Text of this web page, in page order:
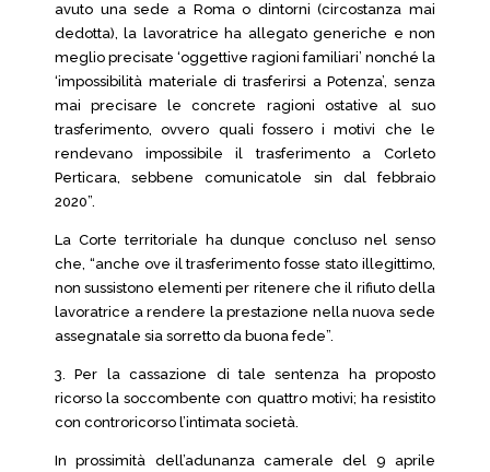
avuto una sede a Roma o dintorni (circostanza mai
dedotta), la lavoratrice ha allegato generiche e non
meglio precisate ‘oggettive ragioni familiari’ nonché la
‘impossibilità materiale di trasferirsi a Potenza’, senza
mai precisare le concrete ragioni ostative al suo
trasferimento, ovvero quali fossero i motivi che le
rendevano impossibile il trasferimento a Corleto
Perticara, sebbene comunicatole sin dal febbraio
2020”.
La Corte territoriale ha dunque concluso nel senso
che, “anche ove il trasferimento fosse stato illegittimo,
non sussistono elementi per ritenere che il rifiuto della
lavoratrice a rendere la prestazione nella nuova sede
assegnatale sia sorretto da buona fede”.
3. Per la cassazione di tale sentenza ha proposto
ricorso la soccombente con quattro motivi; ha resistito
con controricorso l’intimata società.
In prossimità dell’adunanza camerale del 9 aprile